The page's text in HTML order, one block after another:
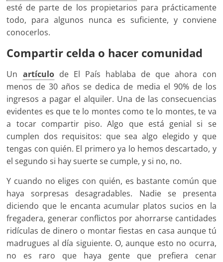
esté de parte de los propietarios para prácticamente
todo, para algunos nunca es suficiente, y conviene
conocerlos.
Compartir celda o hacer comunidad
Un artículode El País hablaba de que ahora con
menos de 30 años se dedica de media el 90% de los
ingresos a pagar el alquiler. Una de las consecuencias
evidentes es que te lo montes como te lo montes, te va
a tocar compartir piso. Algo que está genial si se
cumplen dos requisitos: que sea algo elegido y que
tengas con quién. El primero ya lo hemos descartado, y
el segundo si hay suerte se cumple, y si no, no.
Y cuando no eliges con quién, es bastante común que
haya sorpresas desagradables. Nadie se presenta
diciendo que le encanta acumular platos sucios en la
fregadera, generar conflictos por ahorrarse cantidades
ridículas de dinero o montar fiestas en casa aunque tú
madrugues al día siguiente. O, aunque esto no ocurra,
no es raro que haya gente que prefiera cenar